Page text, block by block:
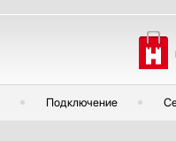
Подключение